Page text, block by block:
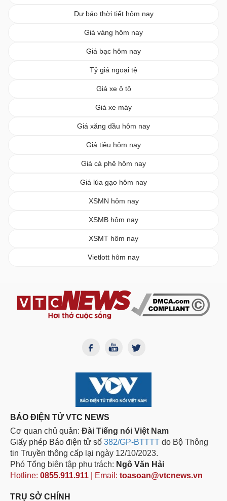
Dự báo thời tiết hôm nay
Giá vàng hôm nay
Giá bạc hôm nay
Tỷ giá ngoại tệ
Giá xe ô tô
Giá xe máy
Giá xăng dầu hôm nay
Giá tiêu hôm nay
Giá cà phê hôm nay
Giá lúa gạo hôm nay
XSMN hôm nay
XSMB hôm nay
XSMT hôm nay
Vietlott hôm nay
BÁO ĐIỆN TỬ VTC NEWS
Cơ quan chủ quản: Đài Tiếng nói Việt Nam
Giấy phép Báo điện tử số 382/GP-BTTTT do Bộ Thông
tin Truyền thông cấp lại ngày 12/10/2023.
Phó Tổng biên tập phụ trách: Ngô Văn Hải
Hotline: 0855.911.911 | Email: toasoan@vtcnews.vn
TRỤ SỞ CHÍNH